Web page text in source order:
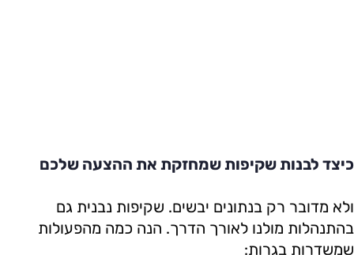
כיצד לבנות שקיפות שמחזקת את ההצעה שלכם
ולא מדובר רק בנתונים יבשים. שקיפות נבנית גם
בהתנהלות מולנו לאורך הדרך. הנה כמה מהפעולות
שמשדרות בגרות: